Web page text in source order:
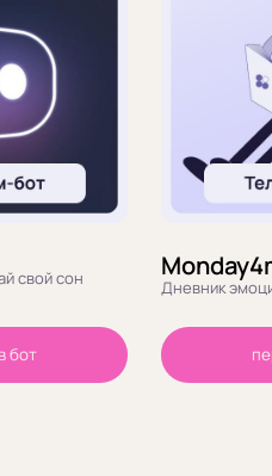
свой сон
бот
Дневник